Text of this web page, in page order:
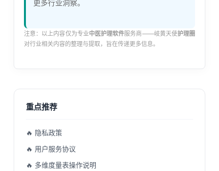
更多行业洞察。
注意：以上内容仅为专业中医护理软件服务商——岐黄天使护理圈
对行业相关内容的整理与提取，旨在传递更多信息。
重点推荐
🔥 隐私政策
🔥 用户服务协议
🔥 多维度量表操作说明